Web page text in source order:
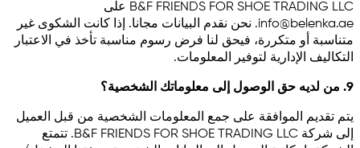
B&F FRIENDS FOR SHOE TRADING LLC على
info@belenka.ae. نحن نقدم البيانات مجانا. إذا كانت الشكوى غير
متناسبة أو متكررة، فيحق لنا فرض رسوم مناسبة تأخذ في الاعتبار
التكاليف الإدارية لتوفير المعلومات.
9. من لديه حق الوصول إلى معلوماتك الشخصية؟
يتم تقديم الموافقة على جمع المعلومات الشخصية من قبل العميل
إلى شركة B&F FRIENDS FOR SHOE TRADING LLC. تتمتع